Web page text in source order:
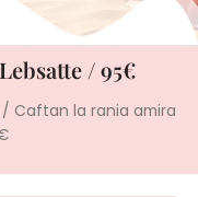
/ 95€
/ Caftan la rania amira